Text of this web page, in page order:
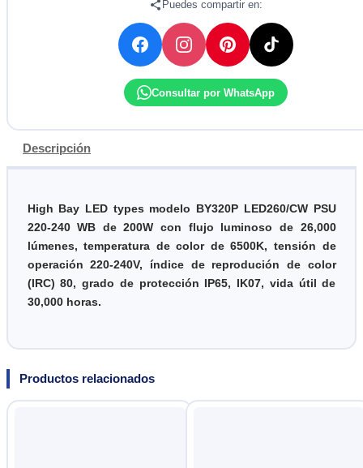
Puedes compartir en:
Consultar por WhatsApp
Descripción
High Bay LED types modelo BY320P LED260/CW PSU
220-240 WB de 200W con flujo luminoso de 26,000
lúmenes, temperatura de color de 6500K, tensión de
operación 220-240V, índice de reprodución de color
(IRC) 80, grado de protección IP65, IK07, vida útil de
30,000 horas.
Productos relacionados